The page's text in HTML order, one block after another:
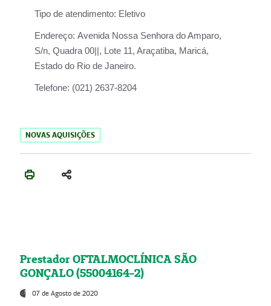
Tipo de atendimento: Eletivo
Endereço: Avenida Nossa Senhora do Amparo,
S/n, Quadra 00||, Lote 11, Araçatiba, Maricá,
Estado do Rio de Janeiro.
Telefone: (021) 2637-8204
NOVAS AQUISIÇÕES
Prestador OFTALMOCLÍNICA SÃO
GONÇALO (55004164-2)
07 de Agosto de 2020